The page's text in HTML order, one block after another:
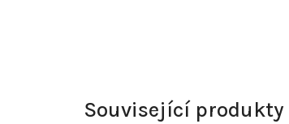
Související produkty